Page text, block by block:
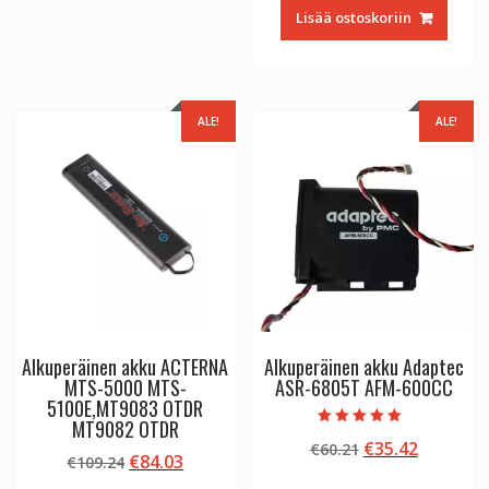
oli:
€260.90.
Lisää ostoskoriin
ALE!
Alkuperäinen akku ACTERNA
MTS-5000 MTS-
5100E,MT9083 OTDR
MT9082 OTDR
€109.24 Alkuperäinen
€84.03
ALE!
Alkuperäinen akku Adaptec
ASR-6805T AFM-600CC
tuotteesta:
5.00
€60.21 Alkuperäinen
€35.42